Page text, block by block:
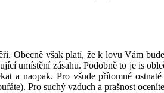
Obecně však platí, že k lovu Vám
umístění zásahu. Podobně to je is
a naopak. Pro všude přítomné
Pro suchý vzduch a prašnost